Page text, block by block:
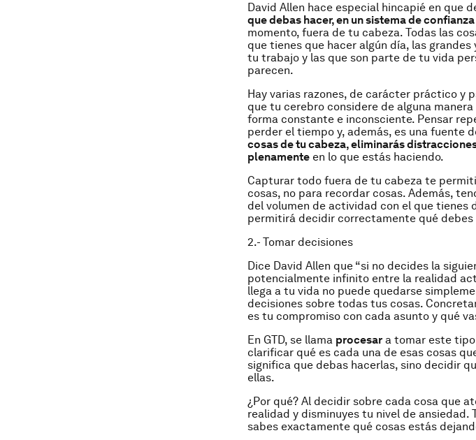
David Allen hace especial hincapié en que
que debas hacer, en un sistema de confianza
momento, fuera de tu cabeza. Todas las
que tienes que hacer algún día, las
tu trabajo y las que son parte de tu vida
parecen.
Hay varias razones, de carácter práctico y
que tu cerebro considere de alguna manera
forma constante e inconsciente. Pensar
perder el tiempo y, además, es una fuente
cosas de tu cabeza, eliminarás
plenamente en lo que estás haciendo.
Capturar todo fuera de tu cabeza te
cosas, no para recordar cosas. Además,
del volumen de actividad con el que
permitirá decidir correctamente qué debes
2.- Tomar decisiones
Dice David Allen que “si no decides la
potencialmente infinito entre la realidad
llega a tu vida no puede quedarse
decisiones sobre todas tus cosas.
es tu compromiso con cada asunto y qué
En GTD, se llama procesar a tomar este
clarificar qué es cada una de esas cosas
significa que debas hacerlas, sino decidir
ellas.
¿Por qué? Al decidir sobre cada cosa que
realidad y disminuyes tu nivel de ansiedad.
sabes exactamente qué cosas estás